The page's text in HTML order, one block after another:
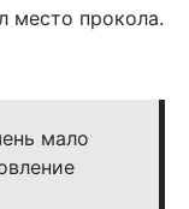
место прокола.
мало